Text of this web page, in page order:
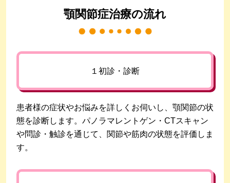
顎関節症治療の流れ
１初診・診断
患者様の症状やお悩みを詳しくお伺いし、顎関節の状
態を診断します。パノラマレントゲン・CTスキャン
や問診・触診を通じて、関節や筋肉の状態を評価しま
す。